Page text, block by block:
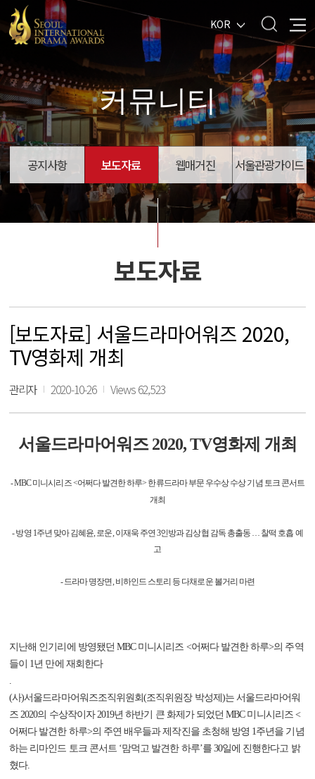
KOR
커뮤니티
공지사항 보도자료 웹매거진 서울관광가이드
보도자료
[보도자료] 서울드라마어워즈 2020,
TV영화제 개최
관리자 2020-10-26 Views 62,523
서울드라마어워즈 2020, TV영화제 개최
- MBC 미니시리즈 <어쩌다 발견한 하루> 한류드라마 부문 우수상 수상 기념 토크 콘서트
개최
- 방영 1주년 맞아 김혜윤, 로운, 이재욱 주연 3인방과 김상협 감독 총출동 … 찰떡 호흡 예
고
- 드라마 명장면, 비하인드 스토리 등 다채로운 볼거리 마련
지난해 인기리에 방영됐던 MBC 미니시리즈 <어쩌다 발견한 하루>의 주역
들이 1년 만에 재회한다
.
(사)서울드라마어워즈조직위원회(조직위원장 박성제)는 서울드라마어워
즈 2020의 수상작이자 2019년 하반기 큰 화제가 되었던 MBC 미니시리즈 <
어쩌다 발견한 하루>의 주연 배우들과 제작진을 초청해 방영 1주년을 기념
하는 리마인드 토크 콘서트 ‘맘먹고 발견한 하루’를 30일에 진행한다고 밝
혔다.